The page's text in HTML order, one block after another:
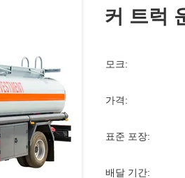
커 트럭
모크:
가격:
표준 포장:
배달 기간: